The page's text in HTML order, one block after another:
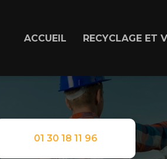
ACCUEIL RECYCLAGE ET
01 30 18 11 96